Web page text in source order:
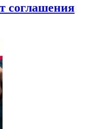
соглашения